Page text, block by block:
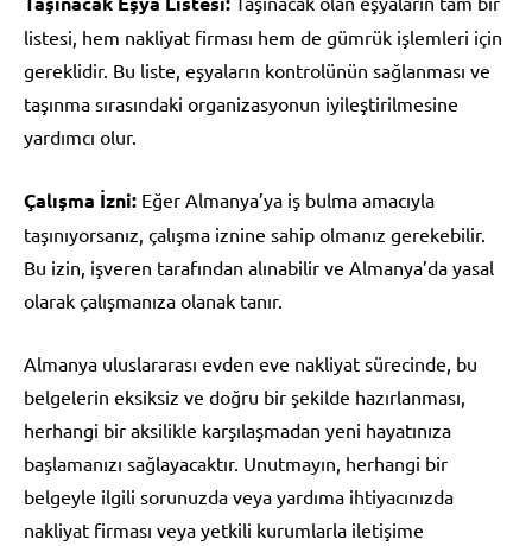
listesi, hem nakliyat firması hem de gümrük işlemleri için
gereklidir. Bu liste, eşyaların kontrolünün sağlanması ve
taşınma sırasındaki organizasyonun iyileştirilmesine
yardımcı olur.
Çalışma İzni: Eğer Almanya’ya iş bulma amacıyla
taşınıyorsanız, çalışma iznine sahip olmanız gerekebilir.
Bu izin, işveren tarafından alınabilir ve Almanya’da yasal
olarak çalışmanıza olanak tanır.
Almanya uluslararası evden eve nakliyat sürecinde, bu
belgelerin eksiksiz ve doğru bir şekilde hazırlanması,
herhangi bir aksilikle karşılaşmadan yeni hayatınıza
başlamanızı sağlayacaktır. Unutmayın, herhangi bir
belgeyle ilgili sorunuzda veya yardıma ihtiyacınızda
nakliyat firması veya yetkili kurumlarla iletişime